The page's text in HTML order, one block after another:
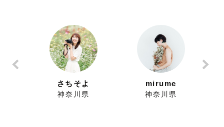
さちそよ
神奈川県
mirume
神奈川県